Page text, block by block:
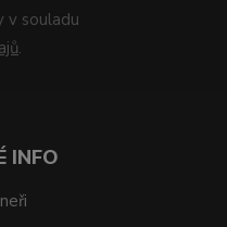
v souladu
.
INFO